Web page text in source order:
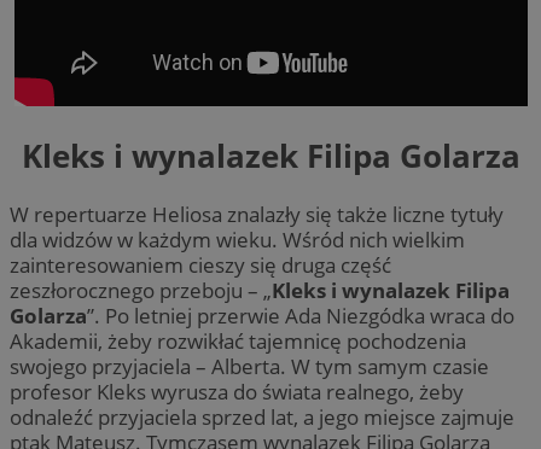
Kleks i wynalazek Filipa Golarza
W repertuarze Heliosa znalazły się także liczne tytuły
dla widzów w każdym wieku. Wśród nich wielkim
zainteresowaniem cieszy się druga część
zeszłorocznego przeboju – „Kleks i wynalazek Filipa
Golarza”. Po letniej przerwie Ada Niezgódka wraca do
Akademii, żeby rozwikłać tajemnicę pochodzenia
swojego przyjaciela – Alberta. W tym samym czasie
profesor Kleks wyrusza do świata realnego, żeby
odnaleźć przyjaciela sprzed lat, a jego miejsce zajmuje
ptak Mateusz. Tymczasem wynalazek Filipa Golarza